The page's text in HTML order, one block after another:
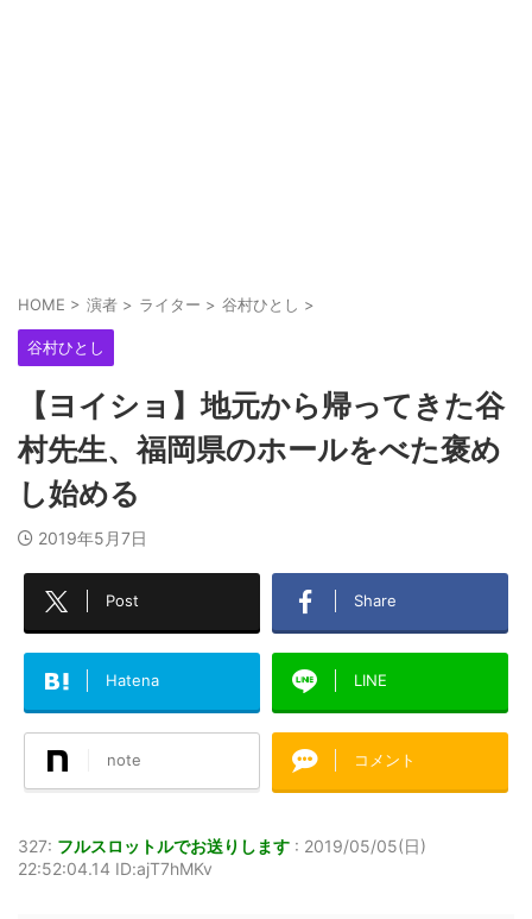
HOME > 演者 > ライター > 谷村ひとし >
谷村ひとし
【ヨイショ】地元から帰ってきた谷
村先生、福岡県のホールをべた褒め
し始める
2019年5月7日
Post Share
Hatena LINE
note コメント
327: フルスロットルでお送りします : 2019/05/05(日)
22:52:04.14 ID:ajT7hMKv